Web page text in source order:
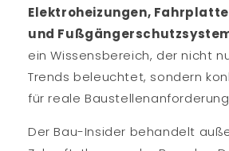
Elektroheizungen,
und
ein Wissensbereich, der nicht
Trends beleuchtet, sondern
für reale
Der Bau-Insider behandelt